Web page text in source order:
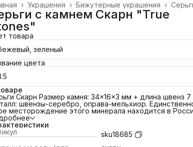
Бижутерные украшения ›
Украшения ›
›
с камнем Скарн "True
товара
зеленый
цвета
Скарн Размер камня: 34x16x3 мм + длина швенз
швензы-серебро, оправа-мельхиор.
месторождение этого минерала находится в
Востоке. _____________ Все мы разные. У каждого
свой опыт, история, интересы, желания,
Раз вы оказались на этой страничке,
камень нас объединил. Каждый пришел со
sku18685